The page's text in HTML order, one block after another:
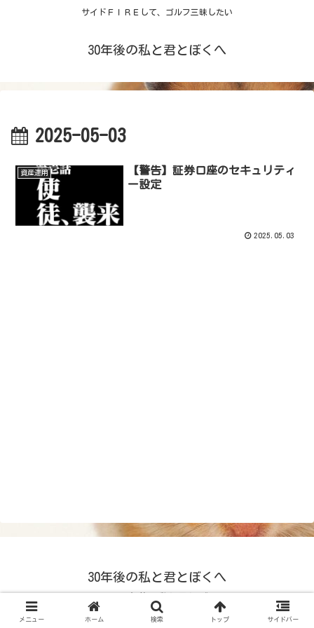
サイドＦＩＲＥして、ゴルフ三昧したい
30年後の私と君とぼくへ
2025-05-03
資産運用
【警告】証券口座のセキュリティ
ー設定
2025.05.03
30年後の私と君とぼくへ
メニュー ホーム 検索 トップ サイドバー